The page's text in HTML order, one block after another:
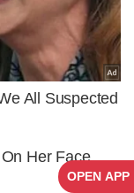
OPEN APP